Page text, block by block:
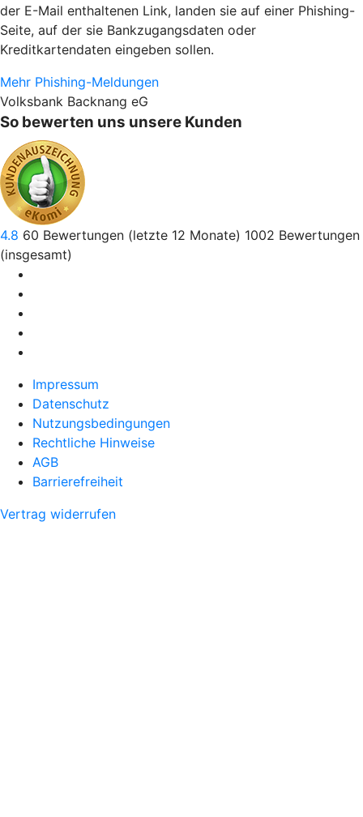
der E-Mail enthaltenen Link, landen sie auf einer Phishing-
Seite, auf der sie Bankzugangsdaten oder
Kreditkartendaten eingeben sollen.
Mehr Phishing-Meldungen
Volksbank Backnang eG
So bewerten uns unsere Kunden
4.8 60 Bewertungen (letzte 12 Monate) 1002 Bewertungen
(insgesamt)
Impressum
Datenschutz
Nutzungsbedingungen
Rechtliche Hinweise
AGB
Barrierefreiheit
Vertrag widerrufen